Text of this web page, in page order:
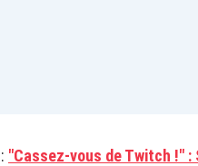
"Cassez-vous de Twitch !" :